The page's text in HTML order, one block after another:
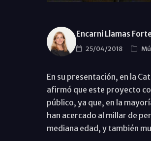
Encarni Llamas
25/04/2018
En su presentación, en la
afirmó que este proyecto
público, ya que, en la
han acercado al millar de
mediana edad, y también